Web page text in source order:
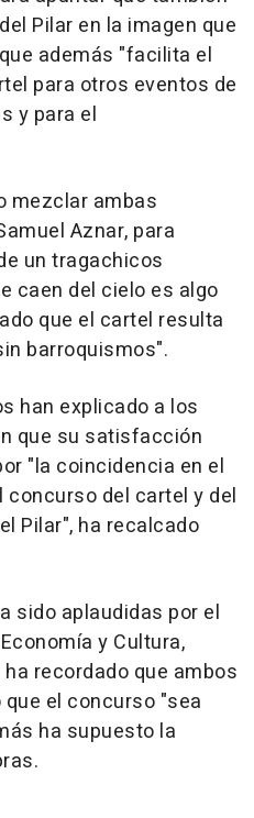
Pilar en la imagen que
además "facilita el
para otros eventos de
y para el
mezclar ambas
Aznar, para
un tragachicos
caen del cielo es algo
que el cartel resulta
barroquismos".
han explicado a los
que su satisfacción
"la coincidencia en el
del cartel y del
Pilar", ha recalcado
sido aplaudidas por el
y Cultura,
recordado que ambos
el concurso "sea
ha supuesto la